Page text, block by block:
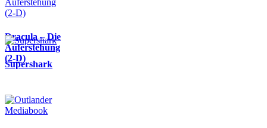
Dracula – Die
Auferstehung
(2-D)
Supershark